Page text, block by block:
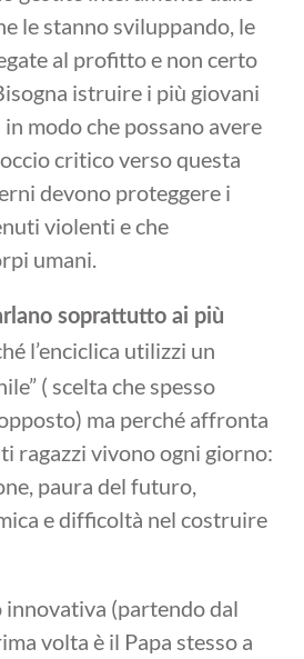
le stanno sviluppando, le
al profitto e non certo
istruire i più giovani
in modo che possano avere
critico verso questa
devono proteggere i
violenti e che
umani.
soprattutto ai più
l’enciclica utilizzi un
( scelta che spesso
ma perché affronta
ragazzi vivono ogni giorno:
paura del futuro,
e difficoltà nel costruire
innovativa (partendo dal
volta è il Papa stesso a